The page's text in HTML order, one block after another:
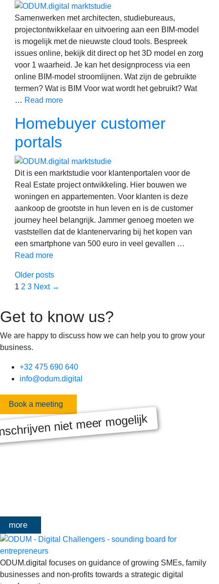
Samenwerken met architecten, studiebureaus,
projectontwikkelaar en uitvoering aan een BIM-model
is mogelijk met de nieuwste cloud tools. Bespreek
issues online, bekijk dit direct op het 3D model en zorg
voor 1 waarheid. Je kan het designprocess via een
online BIM-model stroomlijnen. Wat zijn de gebruikte
termen? Wat is BIM Voor wat wordt het gebruikt? Wat
… Read more
Homebuyer customer
portals
Dit is een marktstudie voor klantenportalen voor de
Real Estate project ontwikkeling. Hier bouwen we
woningen en appartementen. Voor klanten is deze
aankoop de grootste in hun leven en is de customer
journey heel belangrijk. Jammer genoeg moeten we
vaststellen dat de klantenervaring bij het kopen van
een smartphone van 500 euro in veel gevallen …
Read more
Older posts
Page
1 Page
2 Page
3 Next →
Get to know us?
We are happy to discuss how we can help you to grow your
business.
+32 475 690 640
info@odum.digital
Book a meeting
niet meer mogelijk
MASTERCLASS 2025
more
ODUM.digital focuses on guidance of growing SMEs, family
businesses and non-profits towards a strategic digital